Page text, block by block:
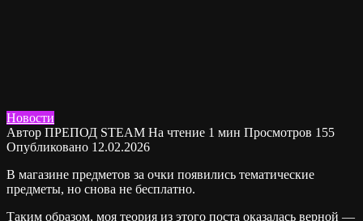
Новости
Автор ПРЕПОД STEAM На чтение 1 мин Просмотров 155
Опубликовано 12.02.2026
В магазине предметов за очки появились тематические
предметы, но снова не бесплатно.
Таким образом, моя теория из этого поста оказалась верной —